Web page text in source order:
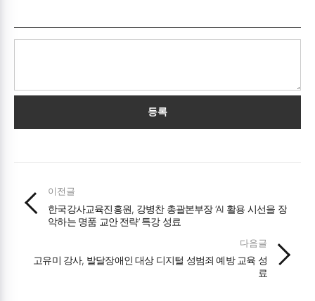
등록
이전글
한국강사교육진흥원, 강병찬 총괄본부장 ‘AI 활용 시선을 장
악하는 명품 교안 전략’ 특강 성료
다음글
고유미 강사, 발달장애인 대상 디지털 성범죄 예방 교육 성
료